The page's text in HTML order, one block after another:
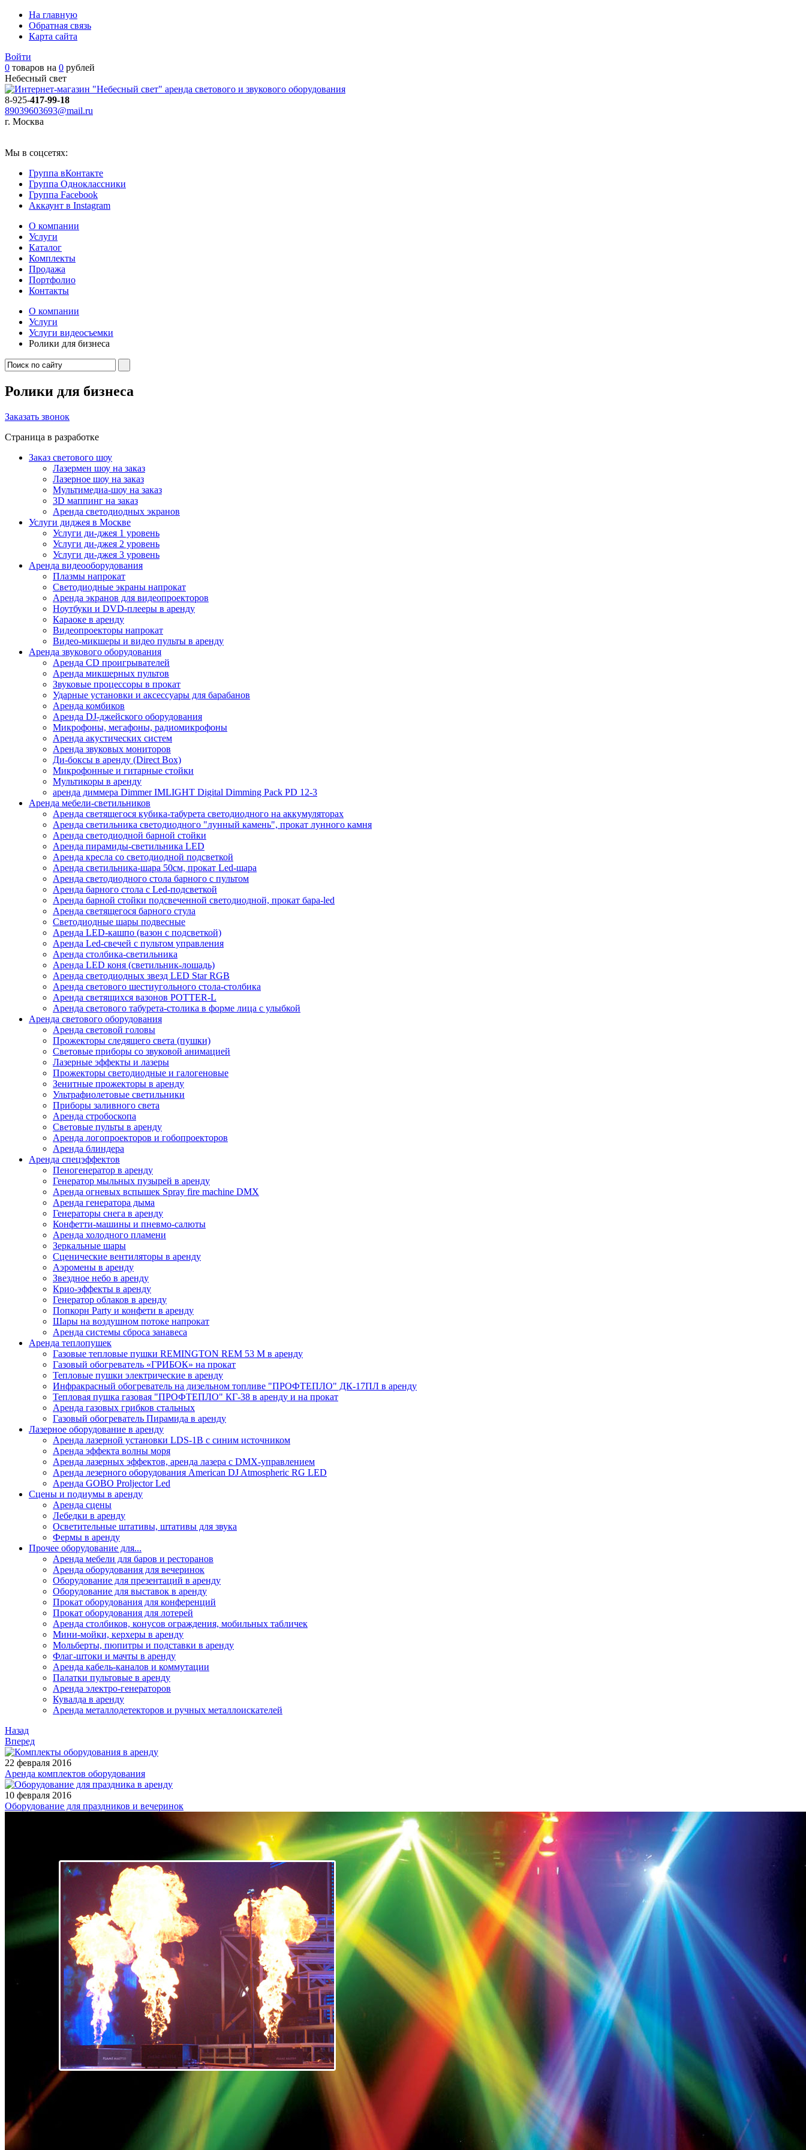
На главную
Обратная связь
Карта сайта
Войти
0 товаров на 0 рублей
Небесный свет
аренда светового и звукового оборудования
8-925-417-99-18
89039603693@mail.ru
г. Москва
Мы в соцсетях:
Группа вКонтакте
Группа Одноклассники
Группа Facebook
Аккаунт в Instagram
О компании
Услуги
Каталог
Комплекты
Продажа
Портфолио
Контакты
О компании
Услуги
Услуги видеосъемки
Ролики для бизнеса
Ролики для бизнеса
Заказать звонок
Страница в разработке
Заказ светового шоу
Лазермен шоу на заказ
Лазерное шоу на заказ
Мультимедиа-шоу на заказ
3D маппинг на заказ
Аренда светодиодных экранов
Услуги диджея в Москве
Услуги ди-джея 1 уровень
Услуги ди-джея 2 уровень
Услуги ди-джея 3 уровень
Аренда видеооборудования
Плазмы напрокат
Светодиодные экраны напрокат
Аренда экранов для видеопроекторов
Ноутбуки и DVD-плееры в аренду
Караоке в аренду
Видеопроекторы напрокат
Видео-микшеры и видео пульты в аренду
Аренда звукового оборудования
Аренда CD проигрывателей
Аренда микшерных пультов
Звуковые процессоры в прокат
Ударные установки и аксессуары для барабанов
Аренда комбиков
Аренда DJ-джейского оборудования
Микрофоны, мегафоны, радиомикрофоны
Аренда акустических систем
Аренда звуковых мониторов
Ди-боксы в аренду (Direct Box)
Микрофонные и гитарные стойки
Мультикоры в аренду
аренда диммера Dimmer IMLIGHT Digital Dimming Pack PD 12-3
Аренда мебели-светильников
Аренда светящегося кубика-табурета светодиодного на аккумуляторах
Аренда светильника светодиодного "лунный камень", прокат лунного камня
Аренда светодиодной барной стойки
Аренда пирамиды-светильника LED
Аренда кресла со светодиодной подсветкой
Аренда светильника-шара 50см, прокат Led-шара
Аренда светодиодного стола барного с пультом
Аренда барного стола с Led-подсветкой
Аренда барной стойки подсвеченной светодиодной, прокат бара-led
Аренда светящегося барного стула
Светодиодные шары подвесные
Аренда LED-кашпо (вазон с подсветкой)
Аренда Led-свечей с пультом управления
Аренда столбика-светильника
Аренда LED коня (светильник-лошадь)
Аренда светодиодных звезд LED Star RGB
Аренда светового шестиугольного стола-столбика
Аренда светящихся вазонов POTTER-L
Аренда светового табурета-столика в форме лица с улыбкой
Аренда светового оборудования
Аренда световой головы
Прожекторы следящего света (пушки)
Световые приборы со звуковой анимацией
Лазерные эффекты и лазеры
Прожекторы светодиодные и галогеновые
Зенитные прожекторы в аренду
Ультрафиолетовые светильники
Приборы заливного света
Аренда стробоскопа
Световые пульты в аренду
Аренда логопроекторов и гобопроекторов
Аренда блиндера
Аренда спецэффектов
Пеногенератор в аренду
Генератор мыльных пузырей в аренду
Аренда огневых вспышек Spray fire machine DMX
Аренда генератора дыма
Генераторы снега в аренду
Конфетти-машины и пневмо-салюты
Аренда холодного пламени
Зеркальные шары
Сценические вентиляторы в аренду
Аэромены в аренду
Звездное небо в аренду
Крио-эффекты в аренду
Генератор облаков в аренду
Попкорн Party и конфети в аренду
Шары на воздушном потоке напрокат
Аренда cистемы сброса занавеса
Аренда теплопушек
Газовые тепловые пушки REMINGTON REM 53 M в аренду
Газовый обогреватель «ГРИБОК» на прокат
Тепловые пушки электрические в аренду
Инфракрасный обогреватель на дизельном топливе "ПРОФТЕПЛО" ДК-17ПЛ в аренду
Тепловая пушка газовая "ПРОФТЕПЛО" КГ-38 в аренду и на прокат
Аренда газовых грибков стальных
Газовый обогреватель Пирамида в аренду
Лазерное оборудование в аренду
Аренда лазерной установки LDS-1B с синим источником
Аренда эффекта волны моря
Аренда лазерных эффектов, аренда лазера с DMX-управлением
Аренда лезерного оборудования American DJ Atmospheric RG LED
Аренда GOBO Proljector Led
Сцены и подиумы в аренду
Аренда сцены
Лебедки в аренду
Осветительные штативы, штативы для звука
Фермы в аренду
Прочее оборудование для...
Аренда мебели для баров и ресторанов
Аренда оборудования для вечеринок
Оборудование для презентаций в аренду
Оборудование для выставок в аренду
Прокат оборудования для конференций
Прокат оборудования для лотерей
Аренда столбиков, конусов ограждения, мобильных табличек
Мини-мойки, керхеры в аренду
Мольберты, пюпитры и подставки в аренду
Флаг-штоки и мачты в аренду
Аренда кабель-каналов и коммутации
Палатки пультовые в аренду
Аренда электро-генераторов
Кувалда в аренду
Аренда металлодетекторов и ручных металлоискателей
Назад
Вперед
22 февраля 2016
Аренда комплектов оборудования
10 февраля 2016
Оборудование для праздников и вечеринок